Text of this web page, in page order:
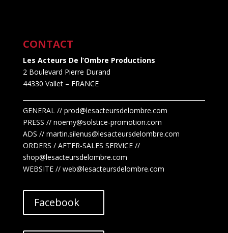
CONTACT
Les Acteurs De l’Ombre Productions
2 Boulevard Pierre Durand
44330 Vallet– FRANCE
GENERAL // prod@lesacteursdelombre.com
PRESS // noemy@solstice-promotion.com
ADS // martin.silenus@lesacteursdelombre.com
ORDERS / AFTER-SALES SERVICE //
shop@lesacteursdelombre.com
WEBSITE // web@lesacteursdelombre.com
Facebook